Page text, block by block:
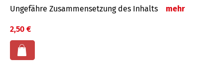
Ungefähre Zu­sammen­setzung des Inhalts mehr
2,50 €